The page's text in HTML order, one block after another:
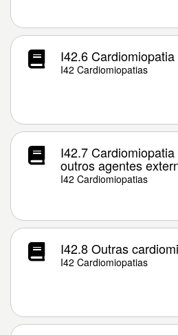
I42.6
I42 Cardiomiopatias
I42.7
outros agentes
I42 Cardiomiopatias
I42.8 Outras
I42 Cardiomiopatias